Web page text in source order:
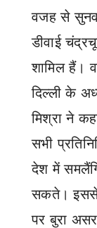
वजह से
डीवाई
शामिल हैं।
दिल्ली के
मिश्रा ने
सभी
देश में
सकते। इससे
पर बुरा